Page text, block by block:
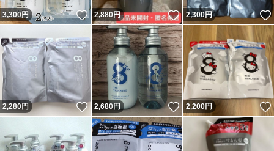
3,300円 いいね！
2,880円 いいね！
2,300円
2,280円 いいね！
2,680円 いいね！
2,200円